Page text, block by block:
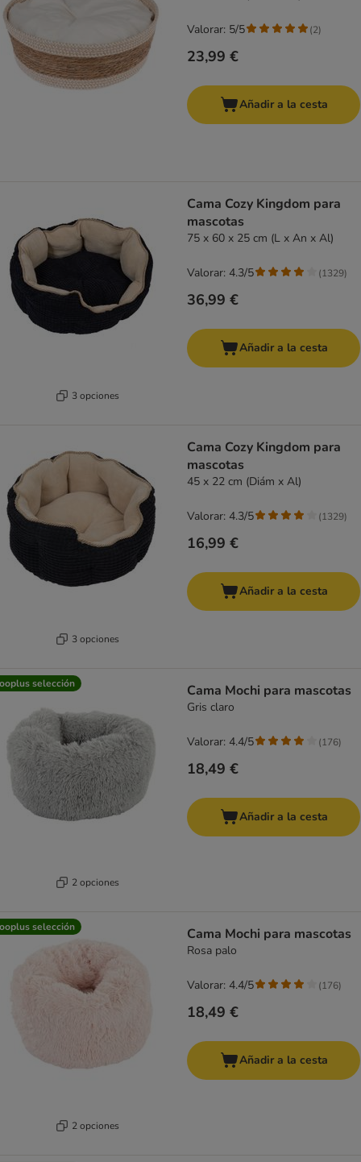
23,99 €
Valorar: 5/5 (2)
Añadir a la cesta
3 opciones
Cama Cozy Kingdom para
mascotas
75 x 60 x 25 cm (L x An x Al)
36,99 €
Valorar: 4.3/5 (1329)
Añadir a la cesta
3 opciones
Cama Cozy Kingdom para
mascotas
45 x 22 cm (Diám x Al)
16,99 €
Valorar: 4.3/5 (1329)
Añadir a la cesta
selección
2 opciones
Cama Mochi para mascotas
Gris claro
18,49 €
Valorar: 4.4/5 (176)
Añadir a la cesta
selección
2 opciones
Cama Mochi para mascotas
Rosa palo
18,49 €
Valorar: 4.4/5 (176)
Añadir a la cesta